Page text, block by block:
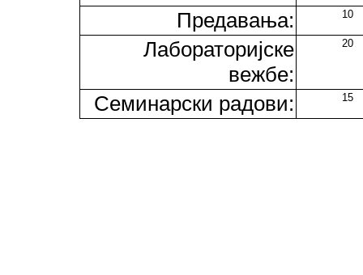
Предавања:
10
Лабораторијске
вежбе:
20
Семинарски радови: 15